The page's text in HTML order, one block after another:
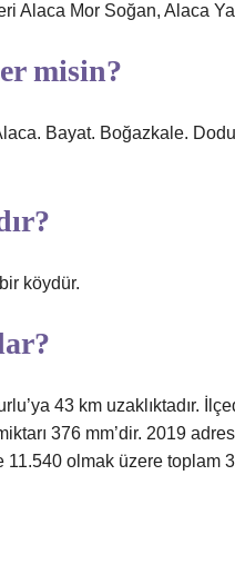
Alaca Mor Soğan, Alaca
misin?
Bayat. Boğazkale.
köydür.
43 km uzaklıktadır.
376 mm’dir. 2019
olmak üzere toplam